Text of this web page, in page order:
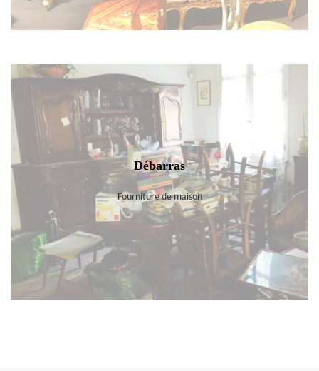
Débarras
Fourniture de maison